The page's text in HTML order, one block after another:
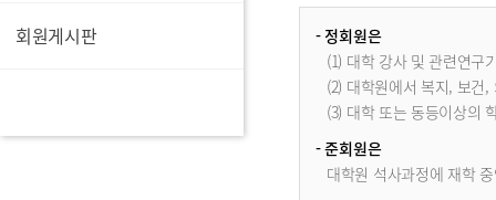
회원게시판
- 정회원은
(1) 대학 강사 및 관련연구
(2) 대학원에서 복지, 보건
(3) 대학 또는 동등이상의
- 준회원은
대학원 석사과정에 재학